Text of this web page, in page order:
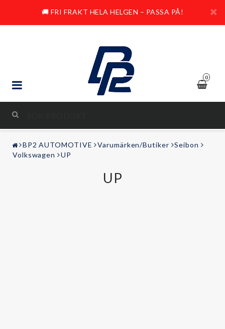
🚚 FRI FRAKT HELA HELGEN – PASSA PÅ!
0
STYLING & TUNING
LJUD & BILD
BP2 AUTOMOTIVE Varumärken/Butiker
Seibon
Volkswagen
UP
UP